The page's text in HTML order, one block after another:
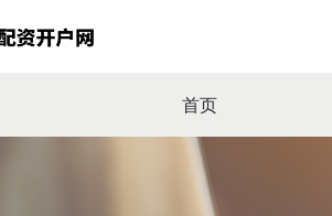
首页